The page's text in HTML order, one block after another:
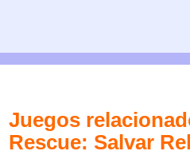
Juegos
Rescue: Salvar